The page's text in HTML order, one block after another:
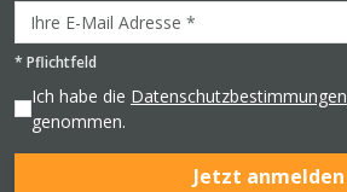
* Pflichtfeld
Ich habe die Datenschutzbestimmungen
genommen.
Jetzt anmelden